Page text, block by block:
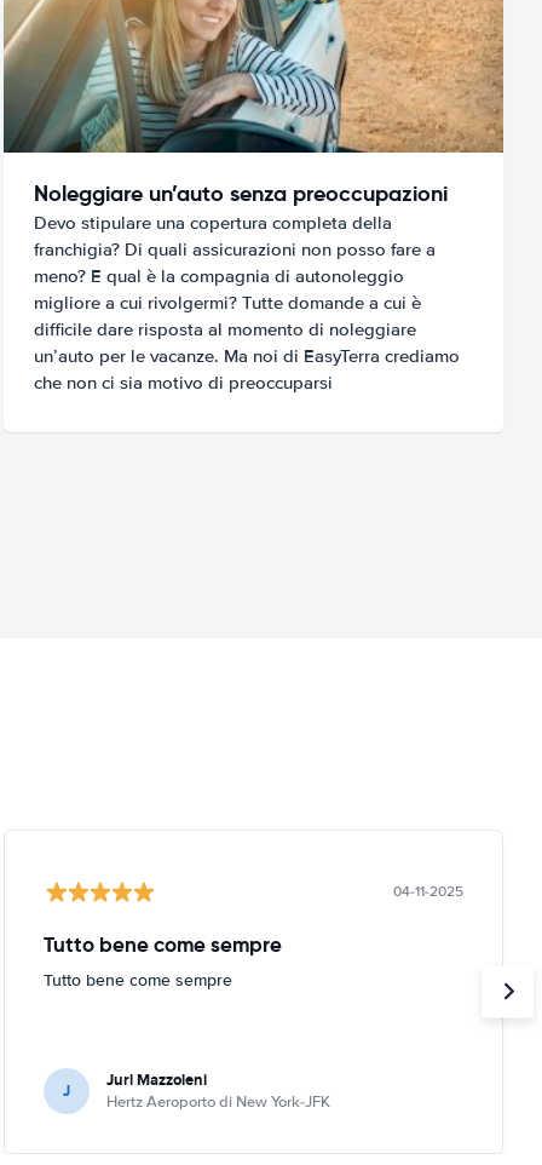
Noleggiare un’auto senza preoccupazioni
Devo stipulare una copertura completa della
franchigia? Di quali assicurazioni non posso fare a
meno? E qual è la compagnia di autonoleggio
migliore a cui rivolgermi? Tutte domande a cui è
difficile dare risposta al momento di noleggiare
un’auto per le vacanze. Ma noi di EasyTerra crediamo
che non ci sia motivo di preoccuparsi
04-11-2025
Tutto bene come sempre
Tutto bene come sempre
J Juri Mazzoleni
Hertz Aeroporto di New York-JFK